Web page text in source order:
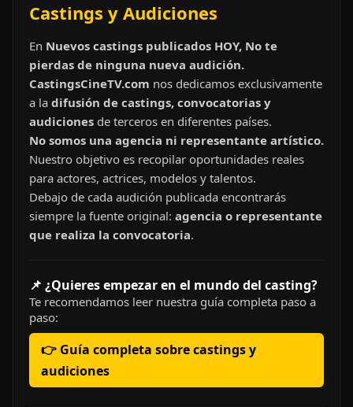
Castings y Audiciones
En Nuevos castings publicados HOY, No te
pierdas de ninguna nueva audición.
CastingsCineTV.com nos dedicamos exclusivamente
a la difusión de castings, convocatorias y
audiciones de terceros en diferentes países.
No somos una agencia ni representante artístico.
Nuestro objetivo es recopilar oportunidades reales
para actores, actrices, modelos y talentos.
Debajo de cada audición publicada encontrarás
siempre la fuente original: agencia o representante
que realiza la convocatoria.
📌 ¿Quieres empezar en el mundo del casting?
Te recomendamos leer nuestra guía completa paso a
paso:
👉 Guía completa sobre castings y
audiciones